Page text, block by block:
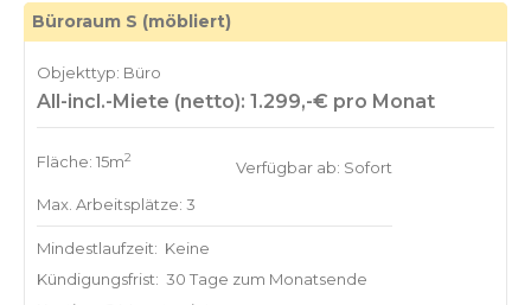
Büroraum S (möbliert)
Objekttyp: Büro
All-incl.-Miete (netto): 1.299,-€ pro Monat
Fläche: 15m2
Max. Arbeitsplätze: 3
Verfügbar ab: Sofort
Mindestlaufzeit: Keine
Kündigungsfrist: 30 Tage zum Monatsende